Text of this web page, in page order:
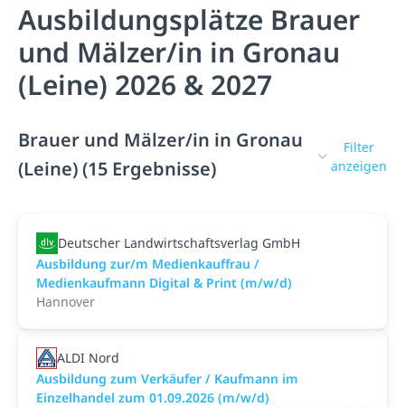
Ausbildungsplätze Brauer
und Mälzer/in in Gronau
(Leine) 2026 & 2027
Brauer und Mälzer/in in Gronau
(Leine) (15 Ergebnisse)
Filter
anzeigen
Deutscher Landwirtschaftsverlag GmbH
Ausbildung zur/m Medienkauffrau /
Medienkaufmann Digital & Print (m/w/d)
Hannover
ALDI Nord
Ausbildung zum Verkäufer / Kaufmann im
Einzelhandel zum 01.09.2026 (m/w/d)